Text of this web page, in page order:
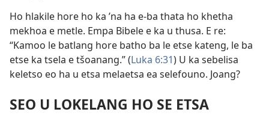
Ho hlakile hore ho ka ’na ha e-ba thata ho khetha
mekhoa e metle. Empa Bibele e ka u thusa. E re:
“Kamoo le batlang hore batho ba le etse kateng, le ba
etse ka tsela e tšoanang.” (Luka 6:31) U ka sebelisa
keletso eo ha u etsa melaetsa ea selefouno. Joang?
SEO U LOKELANG HO SE ETSA